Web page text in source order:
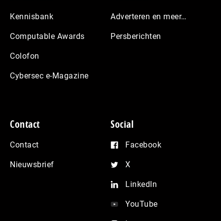
Kennisbank
Computable Awards
Colofon
Cybersec e-Magazine
Adverteren en meer…
Persberichten
Contact
Contact
Nieuwsbrief
Social
Facebook
X
LinkedIn
YouTube